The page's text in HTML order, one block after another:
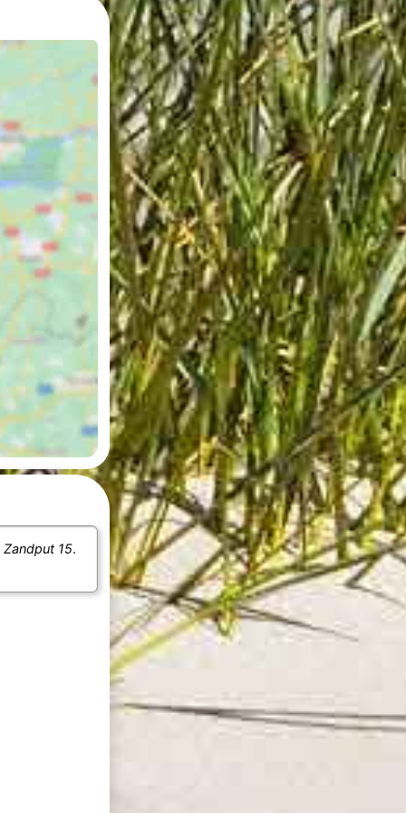
Zandput 15.